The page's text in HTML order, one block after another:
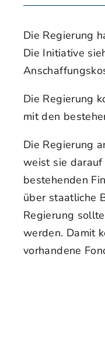
Die Regierung
Die Initiative
Die Regierung
mit den
Die Regierung
weist sie
bestehenden
über staatliche
Regierung
werden. Damit
vorhandene